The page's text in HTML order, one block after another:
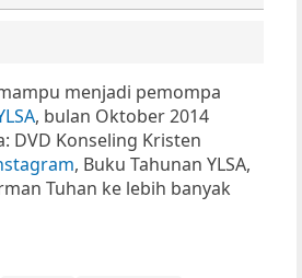
menjadi pemompa
, bulan Oktober 2014
DVD Konseling Kristen
, Buku Tahunan YLSA,
Tuhan ke lebih banyak